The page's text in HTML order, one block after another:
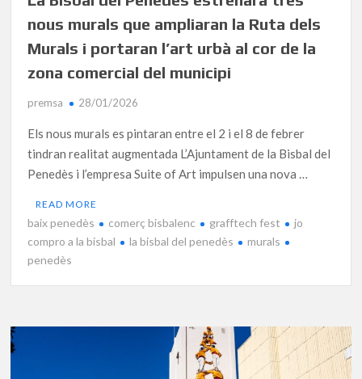
nous murals que ampliaran la Ruta dels
Murals i portaran l’art urbà al cor de la
zona comercial del municipi
premsa 28/01/2026
Els nous murals es pintaran entre el 2 i el 8 de febrer
tindran realitat augmentada L’Ajuntament de la Bisbal del
Penedès i l’empresa Suite of Art impulsen una nova …
READ MORE
baix penedès comerç bisbalenc grafftech fest
jo
compro a la bisbal
la bisbal del penedès
murals
penedès